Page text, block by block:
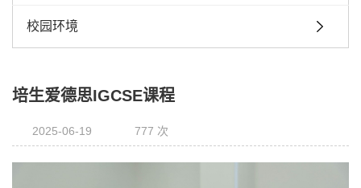
校园环境
培生爱德思IGCSE课程
2025-06-19 777 次